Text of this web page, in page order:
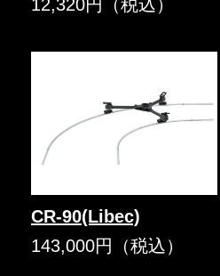
12,320円（税込）
CR-90(Libec)
143,000円（税込）